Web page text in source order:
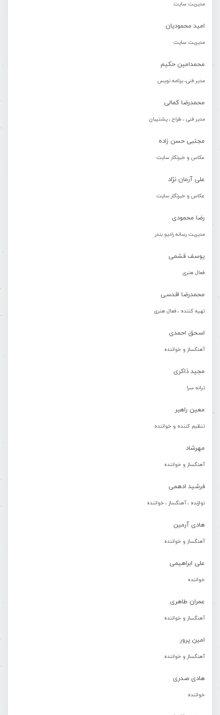
مدیریت سایت
امید محمودیان
مدیریت سایت
محمدامین حکیم
مدیر فنی، برنامه نویس
محمدرضا کمالی
مدیر فنی ، طراح ، پشتیبان
مجتبی حسن زاده
عکاس و خبرنگار سایت
علی آرمان نژاد
عکاس و خبرنگار سایت
رضا محمودی
مدیریت رسانه رادیو بندر
یوسف قشمی
فعال هنری
محمدرضا اقدسی
تهیه کننده ، فعال هنری
اسحق احمدی
آهنگساز و خواننده
مجید ذاکری
ترانه سرا
معین راهبر
تنظیم کننده و خواننده
مهرشاد
آهنگساز و خواننده
فرشید ادهمی
نوازنده ، آهنگساز ، خواننده
هادی آرمین
آهنگساز و خواننده
علی ابراهیمی
خواننده
عمران طاهری
آهنگساز و خواننده
امین پرور
آهنگساز و خواننده
هادی صدری
خواننده